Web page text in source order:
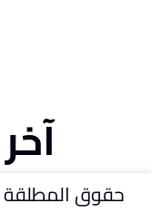
حقوق المطلقة